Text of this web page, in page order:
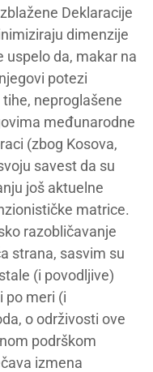
Deklaracije
dimenzije
uspelo da, makar na
potezi
neproglašene
međunarodne
(zbog Kosova,
savest da su
još aktuelne
matrice.
razobličavanje
strana, sasvim su
(i povodljive)
po meri (i
o održivosti ove
podrškom
izmena